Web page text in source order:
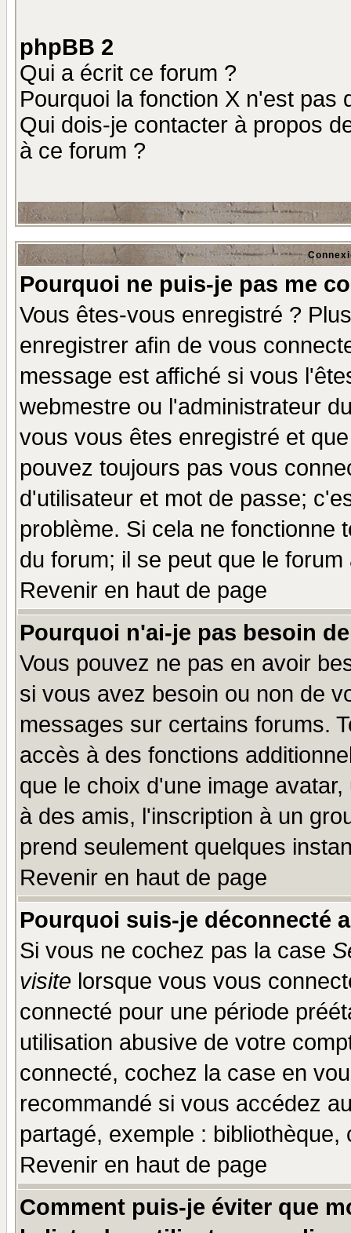
phpBB 2
Qui a écrit ce forum ?
Pourquoi la fonction X n'est pas
Qui dois-je contacter à propos
à ce forum ?
Pourquoi ne puis-je pas me
Vous êtes-vous enregistré ?
enregistrer afin de vous
message est affiché si vous
webmestre ou l'administrateur
vous vous êtes enregistré et
pouvez toujours pas vous
d'utilisateur et mot de passe;
problème. Si cela ne fonctionne
du forum; il se peut que le
Revenir en haut de page
Pourquoi n'ai-je pas besoin
Vous pouvez ne pas en avoir
si vous avez besoin ou non de
messages sur certains forums.
accès à des fonctions
que le choix d'une image
à des amis, l'inscription à un
prend seulement quelques
Revenir en haut de page
Pourquoi suis-je déconnecté
Si vous ne cochez pas la case
visite lorsque vous vous
connecté pour une période
utilisation abusive de votre
connecté, cochez la case en
recommandé si vous accédez
partagé, exemple :
Revenir en haut de page
Comment puis-je éviter que